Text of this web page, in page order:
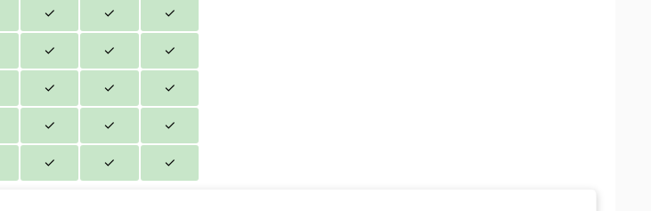
✓ ✓ ✓
✓ ✓ ✓
✓ ✓ ✓
✓ ✓ ✓
✓ ✓ ✓